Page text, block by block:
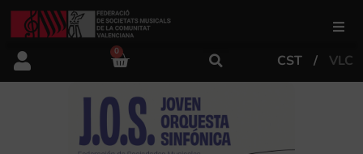
FSMCV
0
CST VLC